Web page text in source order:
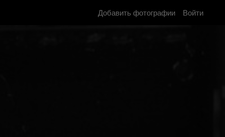
Добавить фотографии Войти